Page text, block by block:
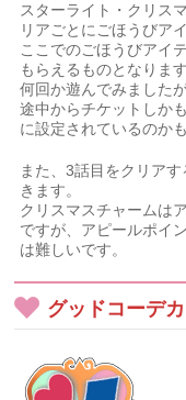
スターライト・クリス
リアごとにごほうびア
ここでのごほうびアイ
もらえるものとなります
何回か遊んでみました
途中からチケットしか
に設定されているのか
また、3話目をクリアす
きます。
クリスマスチャームは
ですが、アピールポイ
は難しいです。
グッドコーデ